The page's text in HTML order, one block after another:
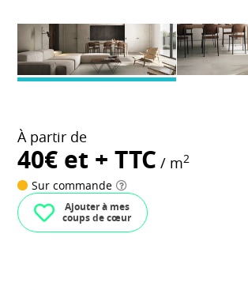
À partir de
40€ et + TTC / m2
Sur commande
Ajouter à mes
coups de cœur